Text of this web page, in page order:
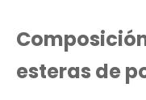
esteras de